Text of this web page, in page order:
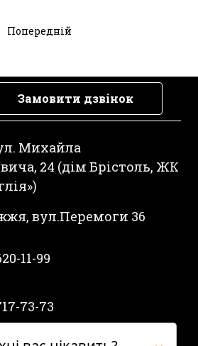
Попередній
Замовити дзвінок
Михайла
24 (дім Брістоль, ЖК
вул.Перемоги 36
11-99
73-73